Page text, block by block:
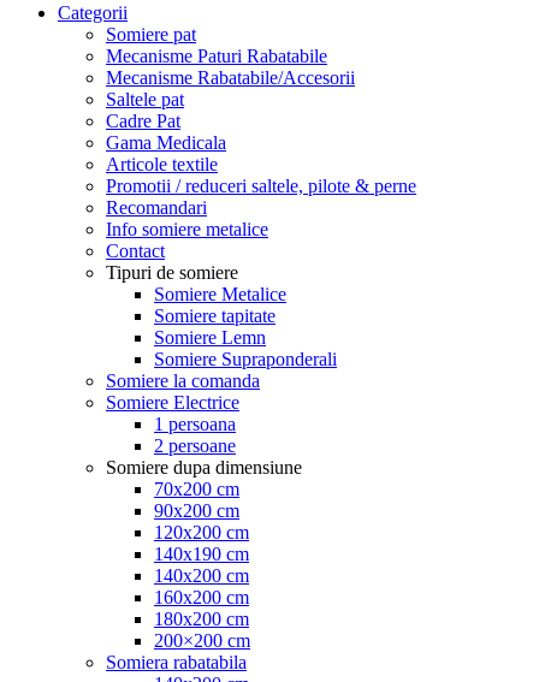
Categorii
Somiere pat
Mecanisme Paturi Rabatabile
Mecanisme Rabatabile/Accesorii
Saltele pat
Cadre Pat
Gama Medicala
Articole textile
Promotii / reduceri saltele, pilote & perne
Recomandari
Info somiere metalice
Contact
Tipuri de somiere
Somiere Metalice
Somiere tapitate
Somiere Lemn
Somiere Supraponderali
Somiere la comanda
Somiere Electrice
1 persoana
2 persoane
Somiere dupa dimensiune
70x200 cm
90x200 cm
120x200 cm
140x190 cm
140x200 cm
160x200 cm
180x200 cm
200×200 cm
Somiera rabatabila